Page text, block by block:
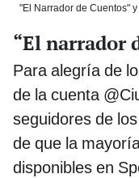
"El Narrador de Cuentos"
“El narrador
Para alegría de
de la cuenta
seguidores de
de que la
disponibles en